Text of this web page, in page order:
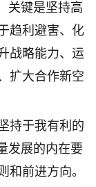
关键是坚持高
趋利避害、化
战略能力、运
扩大合作新空
于我有利的
发展的内在要
和前进方向。